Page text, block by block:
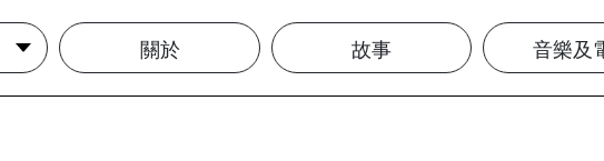
關於 故事 音樂及